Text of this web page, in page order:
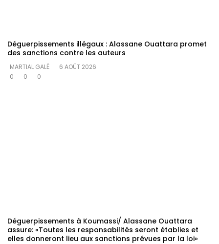
Déguerpissements illégaux : Alassane Ouattara promet
des sanctions contre les auteurs
MARTIAL GALÉ
6 AOÛT 2026
0
0 0
Déguerpissements à Koumassi/ Alassane Ouattara
assure: «Toutes les responsabilités seront établies et
elles donneront lieu aux sanctions prévues par la loi»